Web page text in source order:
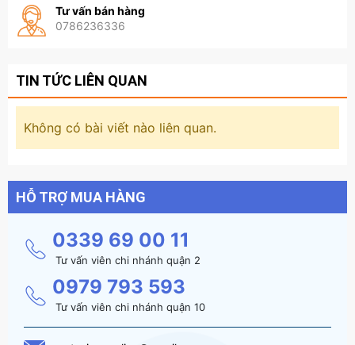
Tư vấn bán hàng
0786236336
TIN TỨC LIÊN QUAN
Không có bài viết nào liên quan.
HỖ TRỢ MUA HÀNG
0339 69 00 11
Tư vấn viên chi nhánh quận 2
0979 793 593
Tư vấn viên chi nhánh quận 10